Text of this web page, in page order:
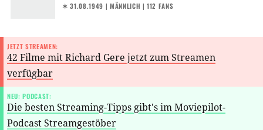
✶ 31.08.1949 | MÄNNLICH | 112 FANS
JETZT STREAMEN:
42 Filme mit Richard Gere jetzt zum Streamen
verfügbar
NEU: PODCAST:
Die besten Streaming-Tipps gibt's im Moviepilot-
Podcast Streamgestöber